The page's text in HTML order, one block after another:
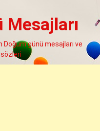
Mesajları
Doğum günü mesajları ve